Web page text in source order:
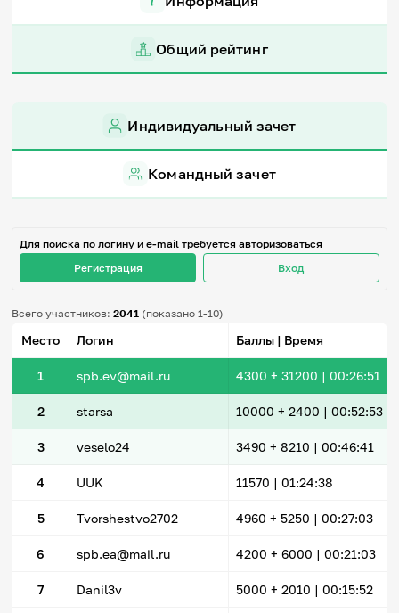
Знания в тестах
Педагогам
Школа наставников
IT-урок
English
Регистрация Вход
Задать вопрос
Общий рейтинг
Индивидуальный зачет
Командный зачет
Для поиска по логину и e-mail требуется авторизоваться
Регистрация
Вход
Всего участников:2041 (показано 1-10)
Место Логин Баллы | Время
1 spb.ev@mail.ru 4300 + 31200 | 00:26:51
2 starsa 10000 + 2400 | 00:52:53
3 veselo24 3490 + 8210 | 00:46:41
4 UUK 11570 | 01:24:38
5 Tvorshestvo2702 4960 + 5250 | 00:27:03
6 spb.ea@mail.ru 4200 + 6000 | 00:21:03
7 Danil3v 5000 + 2010 | 00:15:52